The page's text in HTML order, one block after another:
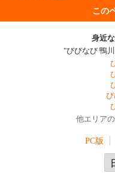
この
身近
"びびなび 鴨
他エリア
PC版